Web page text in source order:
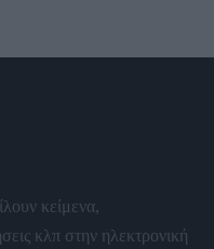
κείμενα,
κλπ στην ηλεκτρονική